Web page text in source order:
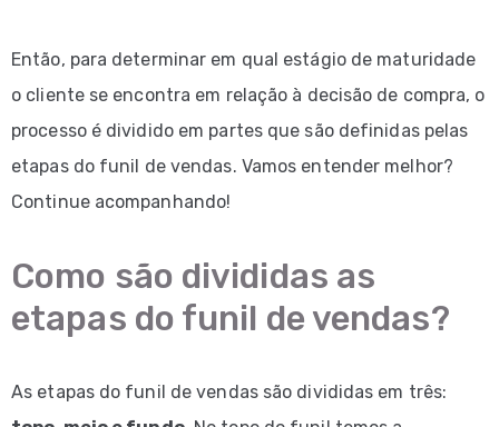
Então, para determinar em qual estágio de maturidade
o cliente se encontra em relação à decisão de compra, o
processo é dividido em partes que são definidas pelas
etapas do funil de vendas. Vamos entender melhor?
Continue acompanhando!
Como são divididas as
etapas do funil de vendas?
As etapas do funil de vendas são divididas em três: